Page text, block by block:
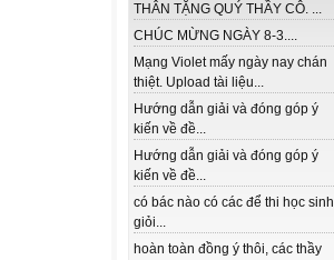
THÂN TẶNG QUÝ THẦY CÔ. ...
CHÚC MỪNG NGÀY 8-3....
Mạng Violet mấy ngày nay chán
thiệt. Upload tài liệu...
Hướng dẫn giải và đóng góp ý
kiến về đề...
Hướng dẫn giải và đóng góp ý
kiến về đề...
có bác nào có các để thi học sinh
giỏi...
hoàn toàn đồng ý thôi, các thầy